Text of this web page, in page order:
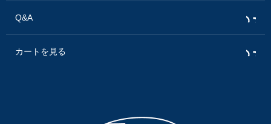
Q&A
カートを見る